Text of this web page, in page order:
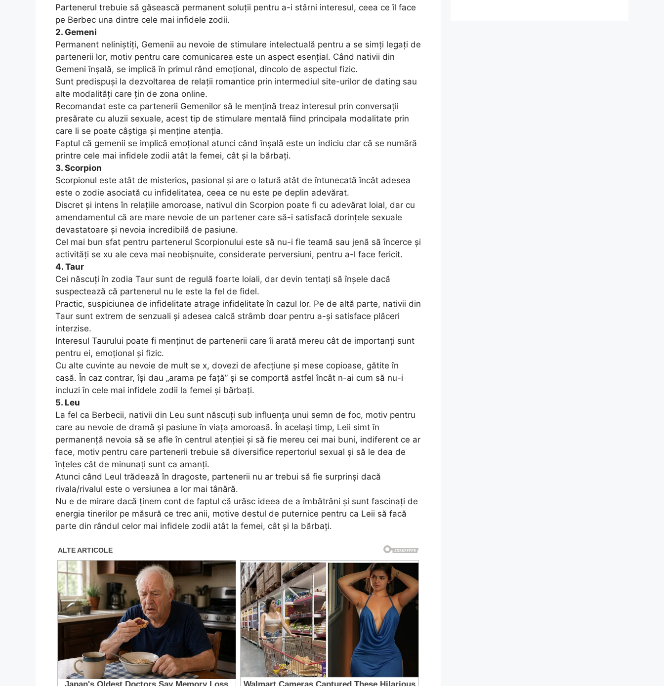
Partenerul trebuie să găsească permanent soluţii pentru a-i stârni interesul, ceea ce îl face
pe Berbec una dintre cele mai infidele zodii.
2. Gemeni
Permanent neliniştiţi, Gemenii au nevoie de stimulare intelectuală pentru a se simţi legaţi de
partenerii lor, motiv pentru care comunicarea este un aspect esenţial. Când nativii din
Gemeni înşală, se implică în primul rând emoţional, dincolo de aspectul fizic.
Sunt predispuşi la dezvoltarea de relaţii romantice prin intermediul site-urilor de dating sau
alte modalităţi care ţin de zona online.
Recomandat este ca partenerii Gemenilor să le menţină treaz interesul prin conversaţii
presărate cu aluzii sexuale, acest tip de stimulare mentală fiind principala modalitate prin
care li se poate câştiga şi menţine atenţia.
Faptul că gemenii se implică emoţional atunci când înşală este un indiciu clar că se numără
printre cele mai infidele zodii atât la femei, cât şi la bărbaţi.
3. Scorpion
Scorpionul este atât de misterios, pasional şi are o latură atât de întunecată încât adesea
este o zodie asociată cu infidelitatea, ceea ce nu este pe deplin adevărat.
Discret şi intens în relaţiile amoroase, nativul din Scorpion poate fi cu adevărat loial, dar cu
amendamentul că are mare nevoie de un partener care să-i satisfacă dorinţele sexuale
devastatoare şi nevoia incredibilă de pasiune.
Cel mai bun sfat pentru partenerul Scorpionului este să nu-i fie teamă sau jenă să încerce şi
activităţi se xu ale ceva mai neobişnuite, considerate perversiuni, pentru a-l face fericit.
4. Taur
Cei născuţi în zodia Taur sunt de regulă foarte loiali, dar devin tentaţi să înşele dacă
suspectează că partenerul nu le este la fel de fidel.
Practic, suspiciunea de infidelitate atrage infidelitate în cazul lor. Pe de altă parte, nativii din
Taur sunt extrem de senzuali şi adesea calcă strâmb doar pentru a-şi satisface plăceri
interzise.
Interesul Taurului poate fi menţinut de partenerii care îi arată mereu cât de importanţi sunt
pentru ei, emoţional şi fizic.
Cu alte cuvinte au nevoie de mult se x, dovezi de afecţiune şi mese copioase, gătite în
casă. În caz contrar, îşi dau „arama pe faţă” şi se comportă astfel încât n-ai cum să nu-i
incluzi în cele mai infidele zodii la femei şi bărbaţi.
5. Leu
La fel ca Berbecii, nativii din Leu sunt născuţi sub influenţa unui semn de foc, motiv pentru
care au nevoie de dramă şi pasiune în viaţa amoroasă. În acelaşi timp, Leii simt în
permanenţă nevoia să se afle în centrul atenţiei şi să fie mereu cei mai buni, indiferent ce ar
face, motiv pentru care partenerii trebuie să diversifice repertoriul sexual şi să le dea de
înţeles cât de minunaţi sunt ca amanţi.
Atunci când Leul trădează în dragoste, partenerii nu ar trebui să fie surprinşi dacă
rivala/rivalul este o versiunea a lor mai tânără.
Nu e de mirare dacă ţinem cont de faptul că urăsc ideea de a îmbătrâni şi sunt fascinaţi de
energia tinerilor pe măsură ce trec anii, motive destul de puternice pentru ca Leii să facă
parte din rândul celor mai infidele zodii atât la femei, cât şi la bărbaţi.